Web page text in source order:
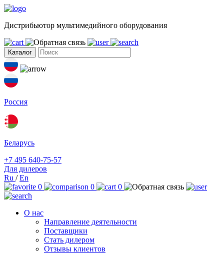
Дистрибьютор мультимедийного оборудования
Каталог
Россия
Беларусь
+7 495 640-75-57
Для дилеров
Ru /En
0
0 0
О нас
Направление деятельности
Поставщики
Стать дилером
Отзывы клиентов